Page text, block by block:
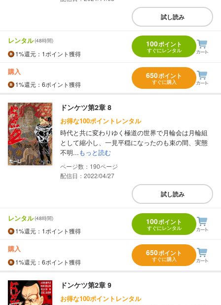
試し読み
レンタル(48時間)
1%還元 ：1ポイント獲得
100ポイント
すぐにレンタル
購入
1%還元 ：6ポイント獲得
650ポイント
すぐに購入
ドンケツ第2章 8
お得な100ポイントレンタル
時代と共に変わりゆく極道の世界で月輪会は月輪組
として縮小し、一見平穏になったのも束の間、実態
不明...もっと読む
190
配信日：2022/04/27
試し読み
レンタル(48時間)
1%還元 ：1ポイント獲得
100ポイント
すぐにレンタル
購入
1%還元 ：6ポイント獲得
650ポイント
すぐに購入
ドンケツ第2章 9
お得な100ポイントレンタル